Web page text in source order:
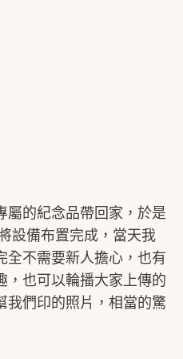
屬的紀念品帶回家，於是
設備布置完成，當天我
全不需要新人擔心，也有
，也可以輪播大家上傳的
我們印的照片，相當的驚